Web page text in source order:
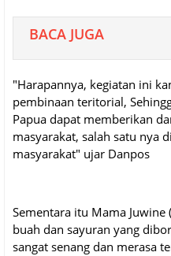
BACA JUGA
"Harapannya, kegiatan ini
pembinaan teritorial,
Papua dapat memberikan
masyarakat, salah satu nya
masyarakat" ujar Danpos
Sementara itu Mama
buah dan sayuran yang
sangat senang dan merasa